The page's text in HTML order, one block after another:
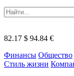
82.17 $ 94.84 €
Финансы Общество
Стиль жизни